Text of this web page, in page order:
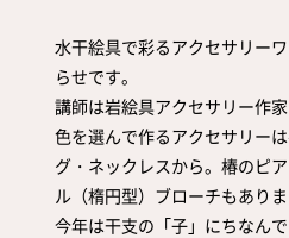
取扱店舗
個人情報保護
サイト規約
サイトマップ
水干絵具で彩るアクセサリー
らせです。
講師は岩絵具アクセサリー作家
色を選んで作るアクセサリー
グ・ネックレスから。椿のピ
ル（楕円型）ブローチもありま
今年は干支の「子」にちなん